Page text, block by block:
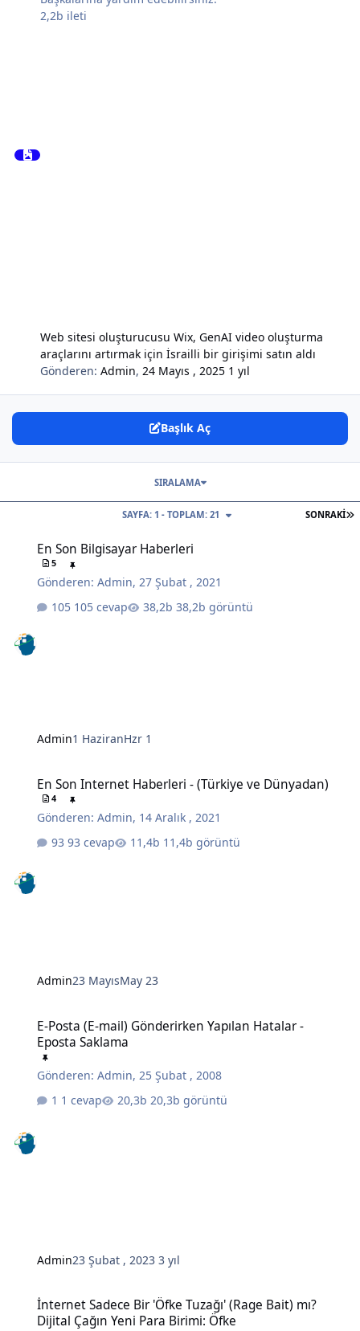
2,2b ileti
Web sitesi oluşturucusu Wix, GenAI video oluşturma
araçlarını artırmak için İsrailli bir girişimi satın aldı
Gönderen:Admin,24 Mayıs , 2025 1 yıl
Başlık Aç
SONRAKI
SAYFA: 1 - TOPLAM: 21
SIRALAMA
En Son Bilgisayar Haberleri
5
Gönderen:Admin,27 Şubat , 2021
105 cevap
38,2b görüntü
Admin1 HaziranHzr 1
En Son Internet Haberleri - (Türkiye ve Dünyadan)
4
Gönderen:Admin, 14 Aralık , 2021
93 cevap
11,4b görüntü
Admin23 MayısMay 23
E-Posta (E-mail) Gönderirken Yapılan Hatalar -
Eposta Saklama
Gönderen:Admin, 25 Şubat , 2008
1 cevap
20,3b görüntü
Admin23 Şubat , 20233 yıl
İnternet Sadece Bir 'Öfke Tuzağı' (Rage Bait) mı?
Dijital Çağın Yeni Para Birimi: Öfke